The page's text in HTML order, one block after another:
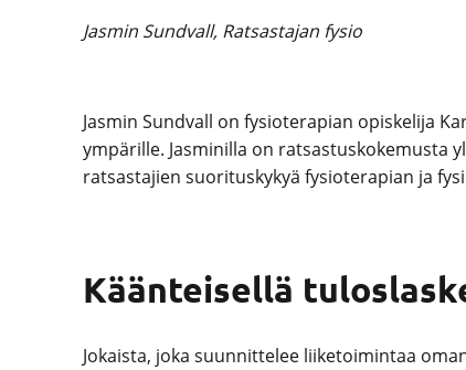
Jasmin Sundvall, Ratsastajan fysio
Jasmin Sundvall on fysioterapian opiskelija
ympärille. Jasminilla on ratsastuskokemusta
ratsastajien suorituskykyä fysioterapian ja
Käänteisellä
Jokaista, joka suunnittelee liiketoimintaa